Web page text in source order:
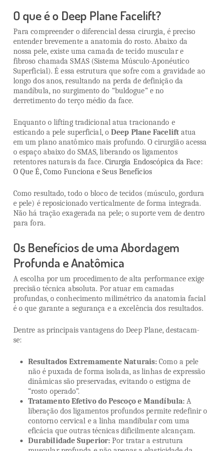
O que é o Deep Plane Facelift?
Para compreender o diferencial dessa cirurgia, é preciso
entender brevemente a anatomia do rosto. Abaixo da
nossa pele, existe uma camada de tecido muscular e
fibroso chamada SMAS (Sistema Músculo-Aponéutico
Superficial). É essa estrutura que sofre com a gravidade ao
longo dos anos, resultando na perda de definição da
mandíbula, no surgimento do “buldogue” e no
derretimento do terço médio da face.
Enquanto o lifting tradicional atua tracionando e
esticando a pele superficial, oDeep Plane Faceliftatua
em um plano anatômico mais profundo. O cirurgião acessa
o espaço abaixo do SMAS, liberando os ligamentos
retentores naturais da face. Cirurgia Endoscópica da Face:
O Que É, Como Funciona e Seus Benefícios
Como resultado, todo o bloco de tecidos (músculo, gordura
e pele) é reposicionado verticalmente de forma integrada.
Não há tração exagerada na pele; o suporte vem de dentro
para fora.
Os Benefícios de uma Abordagem
Profunda e Anatômica
A escolha por um procedimento de alta performance exige
precisão técnica absoluta. Por atuar em camadas
profundas, o conhecimento milimétrico da anatomia facial
é o que garante a segurança e a excelência dos resultados.
Dentre as principais vantagens do Deep Plane, destacam-
se:
Resultados Extremamente Naturais: Como a pele
não é puxada de forma isolada, as linhas de expressão
dinâmicas são preservadas, evitando o estigma de
“rosto operado”.
Tratamento Efetivo do Pescoço e Mandíbula: A
liberação dos ligamentos profundos permite redefinir o
contorno cervical e a linha mandibular com uma
eficácia que outras técnicas dificilmente alcançam.
Durabilidade Superior: Por tratar a estrutura